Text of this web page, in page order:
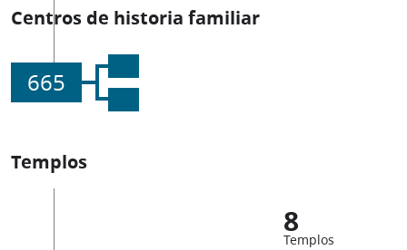
Centros de historia familiar
665
Templos
8
Templos